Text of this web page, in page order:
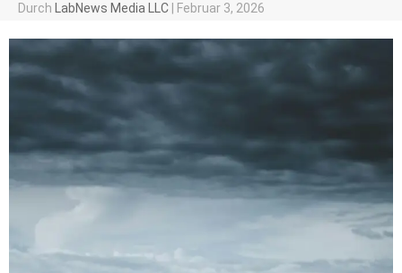
Durch LabNews Media LLC Februar 3, 2026